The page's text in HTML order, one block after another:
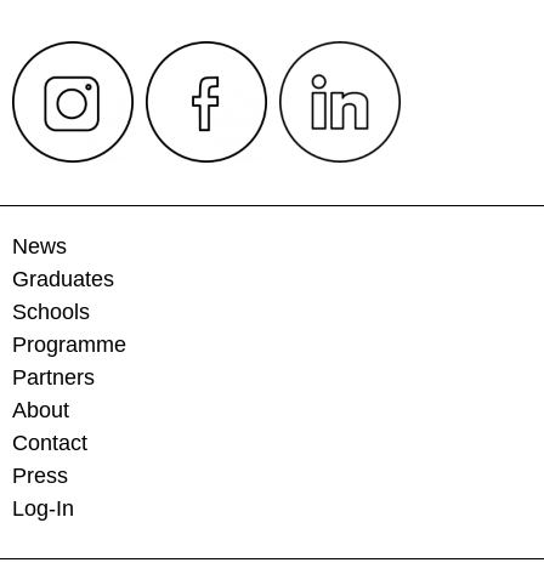
News
Graduates
Schools
Programme
Partners
About
Contact
Press
Log-In